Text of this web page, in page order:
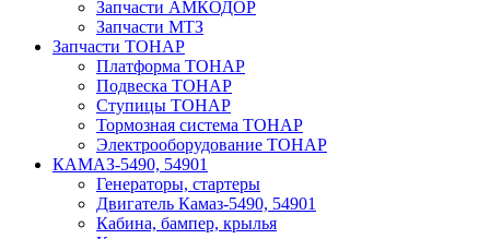
Запчасти АМКОДОР
Запчасти МТЗ
Запчасти ТОНАР
Платформа ТОНАР
Подвеска ТОНАР
Ступицы ТОНАР
Тормозная система ТОНАР
Электрооборудование ТОНАР
КАМАЗ-5490, 54901
Генераторы, стартеры
Двигатель Камаз-5490, 54901
Кабина, бампер, крылья